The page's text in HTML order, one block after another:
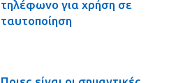
τηλέφωνο για χρήση σε
ταυτοποίηση